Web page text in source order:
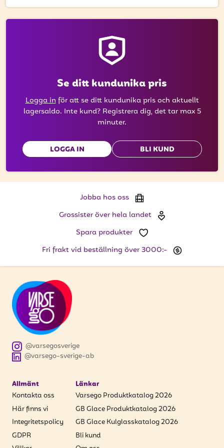
Ange din e-postadress nedan för att ta del av våra
PRENUMERERA
Se ditt kundunika pris
Logga inför att se ditt kundunika pris och aktuellt
lagersaldo. Inte kund? Registrera dig, det tar max 5
minuter.
LOGGA IN BLI KUND
Jobba hos oss
Grossister över hela landet
Spara produkter
Fri frakt vid beställning över 3000:-
@varsego-sverige-ab
@varsegosverige
Allmänt
Kontakta oss
Här finns vi
Integritetspolicy
GDPR
Länkar
Varsego Produktkatalog 2026
GB Glace Produktkatalog 2026
GB Glace Kulglasskatalog 2026
Bli kund